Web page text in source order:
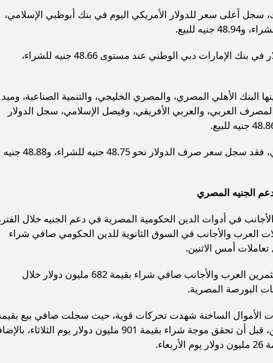
سجل أعلى سعر للدولار الأمريكي اليوم في بنك أبوظبي الإسلامي،
بينما سجل أقل سعر للدولار في بنك الإمارات دبي الوطني عند مستوى 48.66 جنيه للشراء،
البنك الأهلي المصري، والمصري الخليجي، والتنمية الصناعية، وميد
العربي، والعربي الأفريقي، وفيصل الإسلامي، سجل الدولار
أما البنك المركزي المصري، فقد سجل سعر صرف الدولار نحو 48.75 جنيه للشراء، و48.88 جنيه
الجنيه المصري
في أدوات الدين الحكومية المصرية في دعم الجنيه خلال
العرب والأجانب في السوق الثانوية للدين الحكومي صافي شراء
كما سجلت تعاملات المستثمرين العرب والأجانب صافي شراء بقيمة 682 مليون دولار خلال
البورصة المصرية.
الأموال الساخنة شهدت تحركات قوية، حيث سجلت صافي بيع
245 مليون دولار يوم الاثنين، قبل أن تحقق موجة شراء بقيمة 901 مليون دولار يوم الثلاثاء،